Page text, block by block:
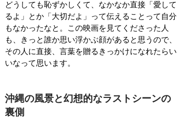
どうしても恥ずかしくて、なかなか直接「愛して
るよ」とか「大切だよ」って伝えることって自分
もなかったなと。この映画を見てくださった人
も、きっと誰か思い浮かぶ顔があると思うので、
その人に直接、言葉を贈るきっかけになれたらい
いなって思います。
沖縄の風景と幻想的なラストシーンの
裏側